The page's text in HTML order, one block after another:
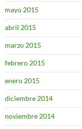
mayo 2015
abril 2015
marzo 2015
febrero 2015
enero 2015
diciembre 2014
noviembre 2014